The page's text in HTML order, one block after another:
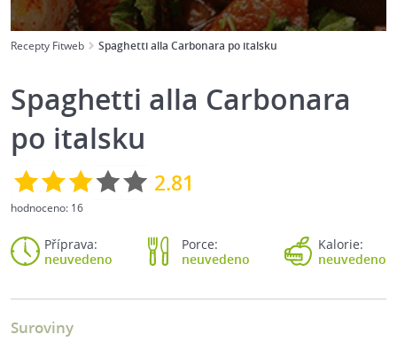
Recepty Fitweb Spaghetti alla Carbonara po italsku
Spaghetti alla Carbonara
po italsku
2.81
hodnoceno: 16
Příprava:
neuvedeno
Porce:
neuvedeno
Kalorie:
neuvedeno
Suroviny